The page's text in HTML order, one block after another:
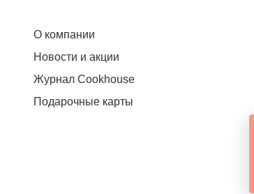
О компании
Новости и акции
Журнал Cookhouse
Подарочные карты